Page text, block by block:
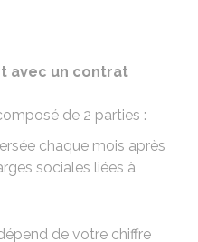
avec un contrat
de 2 parties :
chaque mois après
sociales liées à
de votre chiffre